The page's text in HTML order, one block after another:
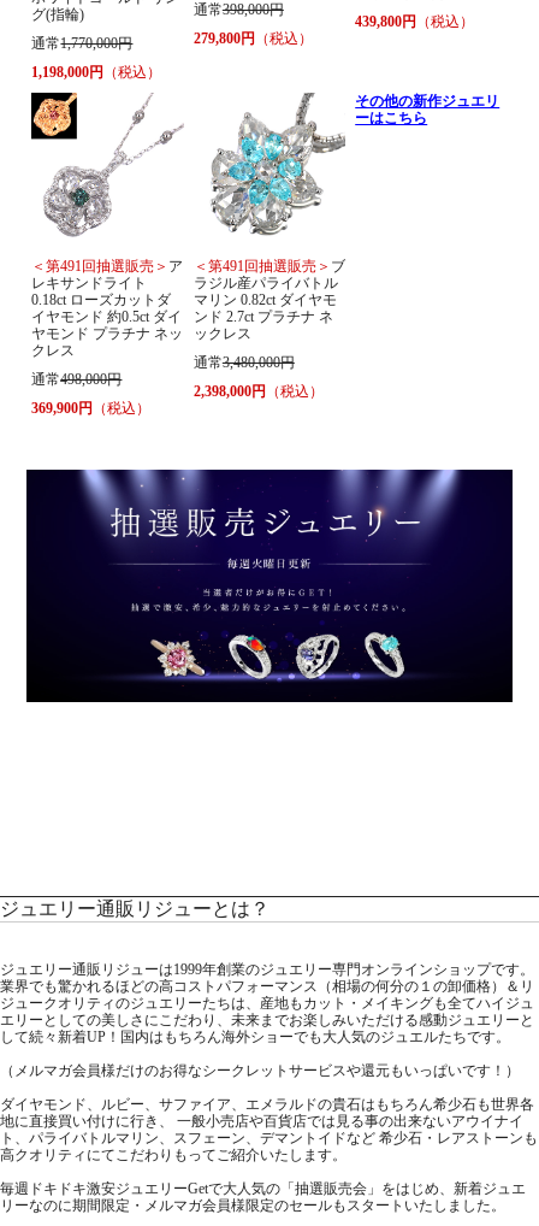
グ(指輪)
通常1,770,000円
1,198,000円
（税込）
通常398,000円
279,800円
（税込）
439,800円
（税込）
＜第491回抽選販売＞ ア
レキサンドライト
0.18ct ローズカットダ
イヤモンド 約0.5ct ダイ
ヤモンド プラチナ ネッ
クレス
通常498,000円
369,900円 （税込）
＜第491回抽選販売＞ ブ
ラジル産パライバトル
マリン 0.82ct ダイヤモ
ンド 2.7ct プラチナ ネ
ックレス
通常3,480,000円
2,398,000円 （税込）
その他の新作ジュエリ
ーはこちら
ジュエリー通販リジューとは？
ジュエリー通販リジューは1999年創業のジュエリー専門オンラインショップです。
業界でも驚かれるほどの高コストパフォーマンス（相場の何分の１の卸価格）＆リ
ジュークオリティのジュエリーたちは、産地もカット・メイキングも全てハイジュ
エリーとしての美しさにこだわり、未来までお楽しみいただける感動ジュエリーと
して続々新着UP！国内はもちろん海外ショーでも大人気のジュエルたちです。
（メルマガ会員様だけのお得なシークレットサービスや還元もいっぱいです！）
ダイヤモンド、ルビー、サファイア、エメラルドの貴石はもちろん希少石も世界各
地に直接買い付けに行き、 一般小売店や百貨店では見る事の出来ないアウイナイ
ト、パライバトルマリン、スフェーン、デマントイドなど 希少石・レアストーンも
高クオリティにてこだわりもってご紹介いたします。
毎週ドキドキ激安ジュエリーGetで大人気の「抽選販売会」をはじめ、新着ジュエ
リーなのに期間限定・メルマガ会員様限定のセールもスタートいたしました。